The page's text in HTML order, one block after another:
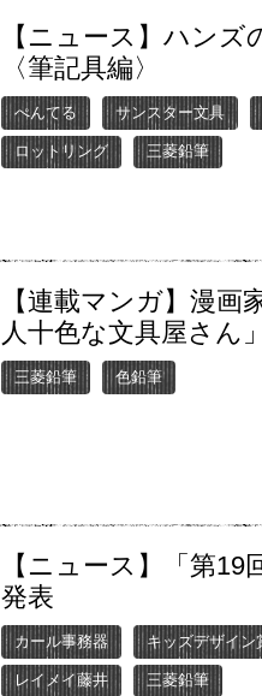
【ニュース】ハン
〈筆記具編〉
ぺんてる サンスター文具
ロットリング 三菱鉛筆
【連載マンガ】漫
人十色な文具屋さん」
三菱鉛筆 色鉛筆
【ニュース】「第
発表
カール事務器 キッズデザイン
レイメイ藤井 三菱鉛筆